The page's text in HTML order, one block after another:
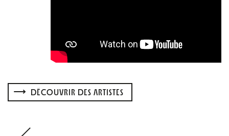
DÉCOUVRIR DES ARTISTES